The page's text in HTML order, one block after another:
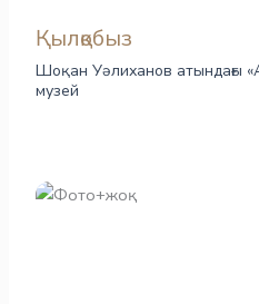
Қылқобыз
Шоқан Уәлиханов атындағы
музей